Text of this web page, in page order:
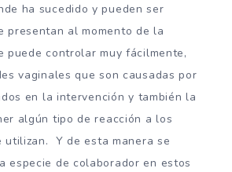
ha sucedido y pueden ser
presentan al momento de la
puede controlar muy fácilmente,
vaginales que son causadas por
en la intervención y también la
algún tipo de reacción a los
utilizan. Y de esta manera se
especie de colaborador en estos